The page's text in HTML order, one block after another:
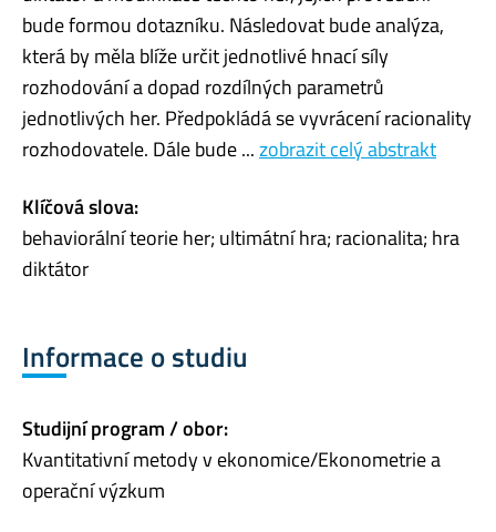
bude formou dotazníku. Následovat bude analýza,
která by měla blíže určit jednotlivé hnací síly
rozhodování a dopad rozdílných parametrů
jednotlivých her. Předpokládá se vyvrácení racionality
rozhodovatele. Dále bude ...zobrazit celý abstrakt
Klíčová slova:
behaviorální teorie her; ultimátní hra; racionalita; hra
diktátor
Informace o studiu
Studijní program / obor:
Kvantitativní metody v ekonomice/Ekonometrie a
operační výzkum